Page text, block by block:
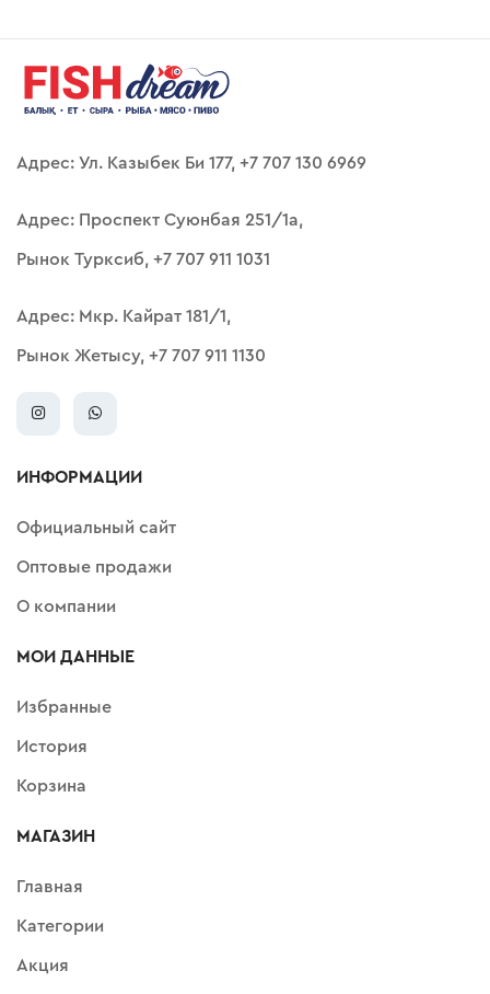
Адрес: Ул. Казыбек Би 177, +7 707 130 6969
Адрес: Проспект Суюнбая 251/1а,
Рынок Турксиб, +7 707 911 1031
Адрес: Мкр. Кайрат 181/1,
Рынок Жетысу, +7 707 911 1130
ИНФОРМАЦИИ
Официальный сайт
Оптовые продажи
О компании
МОИ ДАННЫЕ
Избранные
История
Корзина
МАГАЗИН
Главная
Категории
Акция